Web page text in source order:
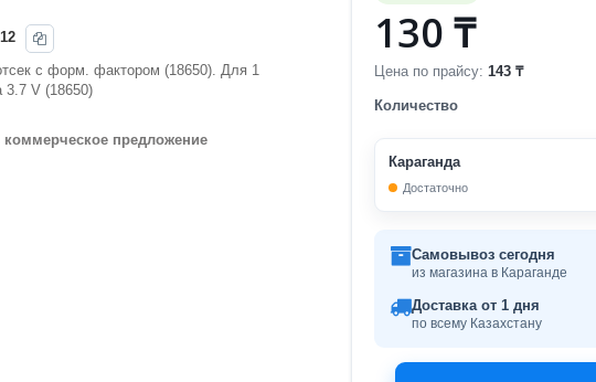
с форм. фактором (18650). Для 1
3.7 V (18650)
коммерческое предложение
130 ₸
Цена по прайсу: 143 ₸
Количество
Караганда
Достаточно
Самовывоз сегодня
из магазина в Караганде
Доставка от 1 дня
по всему Казахстану